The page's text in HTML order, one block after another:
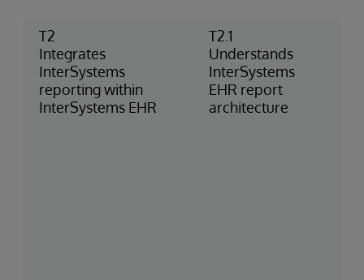
T2
Integrates
InterSystems
reporting within
InterSystems EHR
T2.1
Understands
InterSystems
EHR report
architecture